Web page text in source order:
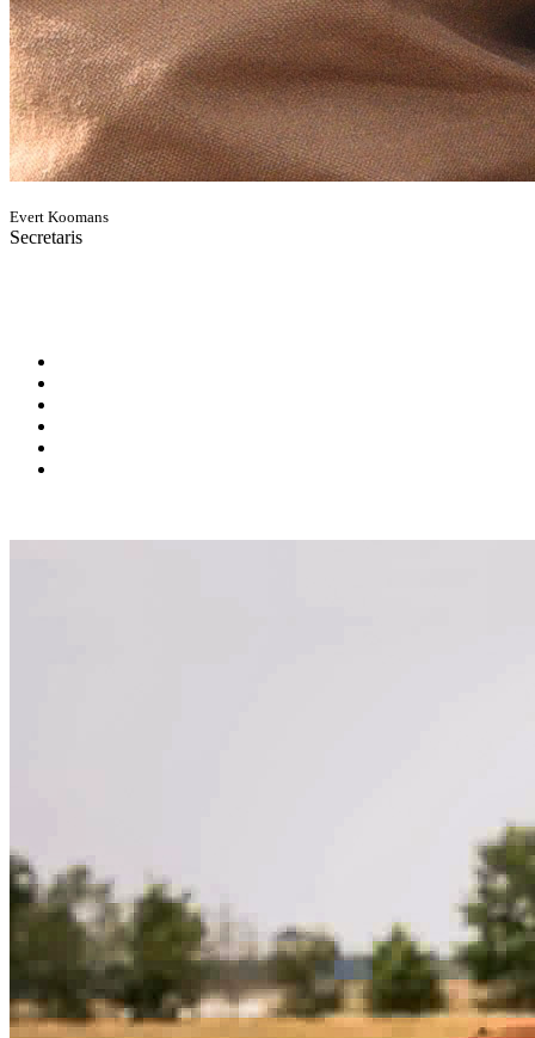
Evert Koomans
Secretaris